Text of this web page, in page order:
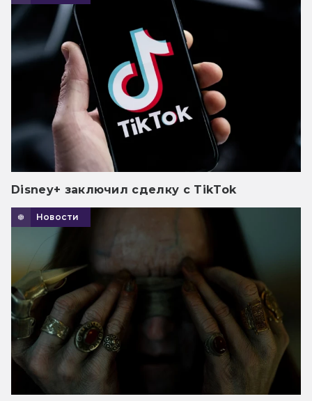
Disney+ заключил сделку с TikTok
Новости